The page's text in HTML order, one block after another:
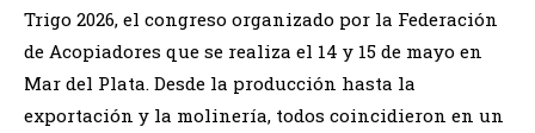
Trigo 2026, el congreso organizado por la Federación
de Acopiadores que se realiza el 14 y 15 de mayo en
Mar del Plata. Desde la producción hasta la
exportación y la molinería, todos coincidieron en un